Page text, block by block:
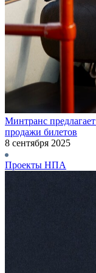
Минтранс
продажи билетов
8 сентября 2025
Проекты НПА